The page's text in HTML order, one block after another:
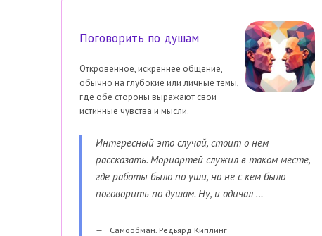
Поговорить по душам
Откровенное, искреннее общение,
обычно на глубокие или личные темы,
где обе стороны выражают свои
истинные чувства и мысли.
Интересный это случай, стоит о нем
рассказать. Мориартей служил в таком месте,
где работы было по уши, но не с кем было
поговорить по душам. Ну, и одичал …
Самообман. Редьярд Киплинг